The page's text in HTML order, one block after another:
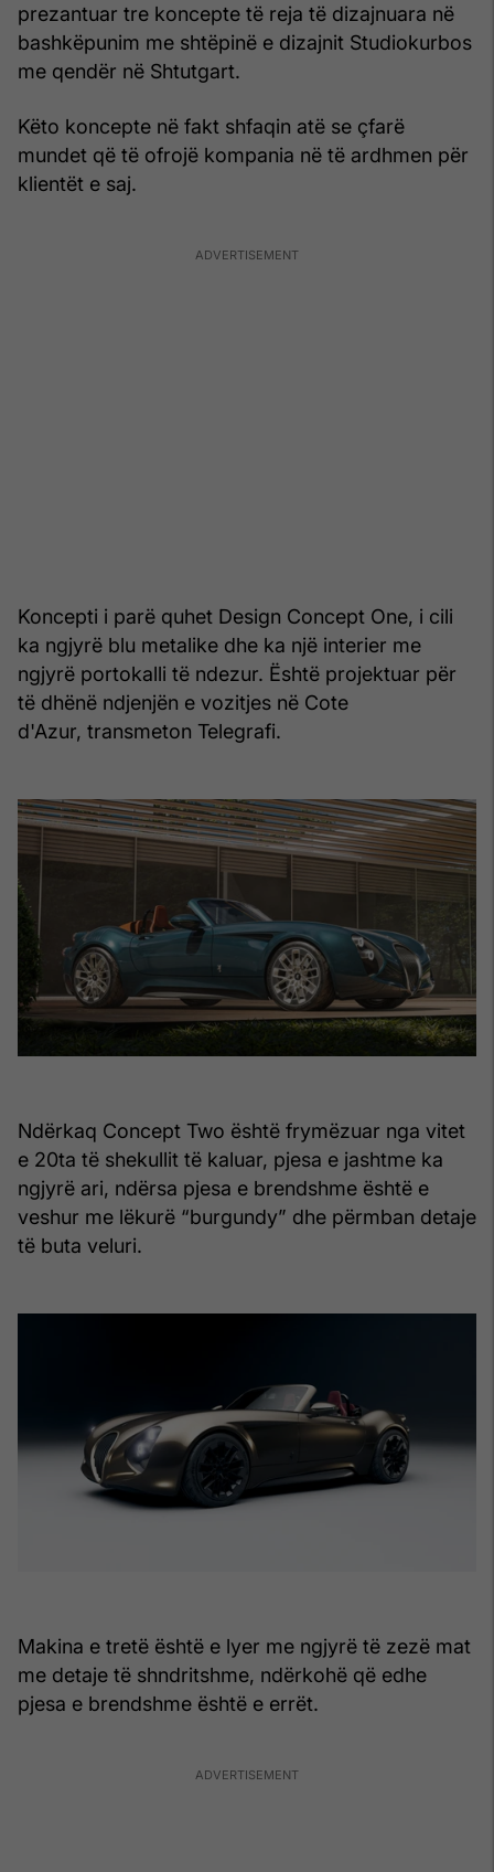
prezantuar tre koncepte të reja të dizajnuara në
bashkëpunim me shtëpinë e dizajnit Studiokurbos
me qendër në Shtutgart.
Këto koncepte në fakt shfaqin atë se çfarë
mundet që të ofrojë kompania në të ardhmen për
klientët e saj.
Koncepti i parë quhet Design Concept One, i cili
ka ngjyrë blu metalike dhe ka një interier me
ngjyrë portokalli të ndezur. Është projektuar për
të dhënë ndjenjën e vozitjes në Cote
d'Azur, transmeton Telegrafi.
Ndërkaq Concept Two është frymëzuar nga vitet
e 20ta të shekullit të kaluar, pjesa e jashtme ka
ngjyrë ari, ndërsa pjesa e brendshme është e
veshur me lëkurë “burgundy” dhe përmban detaje
të buta veluri.
Makina e tretë është e lyer me ngjyrë të zezë mat
me detaje të shndritshme, ndërkohë që edhe
pjesa e brendshme është e errët.